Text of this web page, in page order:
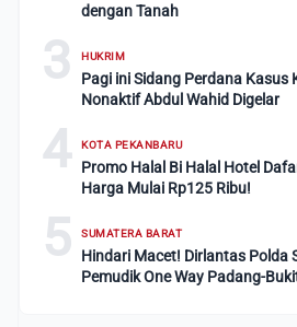
dengan Tanah
3 HUKRIM
Pagi ini Sidang Perdana Kasus
Nonaktif Abdul Wahid Digelar
4 KOTA PEKANBARU
Promo Halal Bi Halal Hotel
Harga Mulai Rp125 Ribu!
5 SUMATERA BARAT
Hindari Macet! Dirlantas Polda
Pemudik One Way Padang-